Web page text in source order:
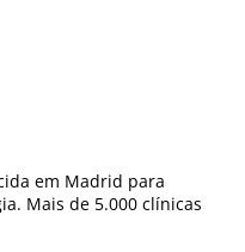
em Madrid para
Mais de 5.000 clínicas